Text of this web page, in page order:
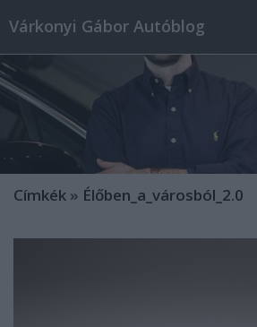
Várkonyi Gábor Autóblog
Címkék » Élőben_a_városból_2.0